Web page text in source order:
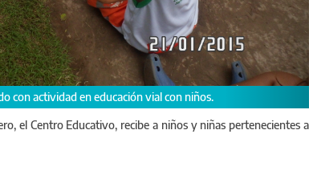
el Centro Educativo, recibe a niños y niñas pertenecientes a